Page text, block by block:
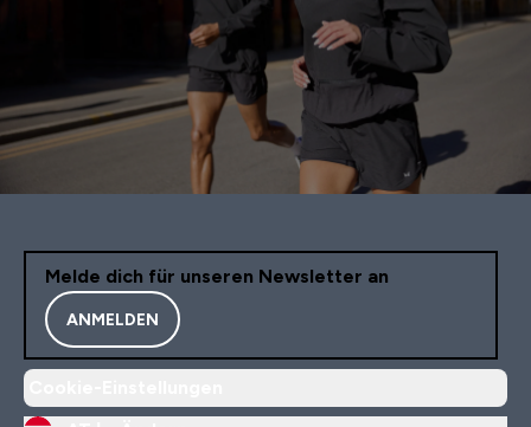
Melde dich für unseren Newsletter an
ANMELDEN